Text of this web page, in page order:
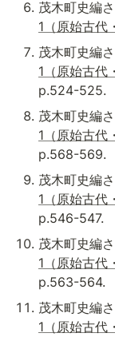
茂木町史編
1（原始古代
茂木町史編
1（原始古代
p.524-525.
茂木町史編
1（原始古代
p.568-569.
茂木町史編
1（原始古代
p.546-547.
茂木町史編
1（原始古代
p.563-564.
茂木町史編
1（原始古代